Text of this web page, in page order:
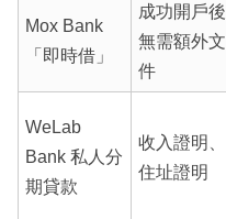
Mox Bank
「即時借」
成功開戶後
無需額外文
件
WeLab
Bank 私人分
期貸款
收入證明、
住址證明